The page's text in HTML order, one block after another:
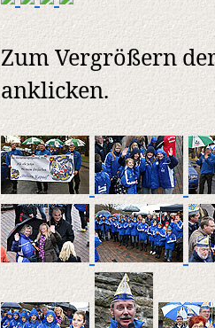
Zum Vergrößern
anklicken.